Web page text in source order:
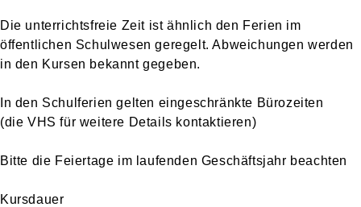
Die unterrichtsfreie Zeit ist ähnlich den Ferien im
öffentlichen Schulwesen geregelt. Abweichungen werden
in den Kursen bekannt gegeben.
In den Schulferien gelten eingeschränkte Bürozeiten
(die VHS für weitere Details kontaktieren)
Bitte die Feiertage im laufenden Geschäftsjahr beachten
Kursdauer